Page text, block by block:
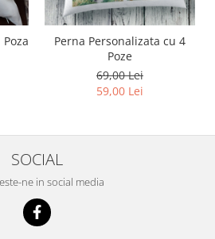
Perna Personalizata cu 4
Poze
69,00 Lei
59,00 Lei
SOCIAL
ne in social media